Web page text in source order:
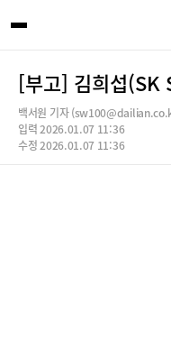
[부고] 김희섭(SK
백서원 기자
입력 2026.01.07 11:36
수정 2026.01.07 11:36